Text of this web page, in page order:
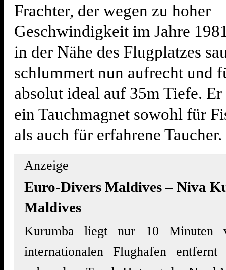
Frachter, der wegen zu hoher
Geschwindigkeit im Jahre
in der Nähe des Flugplatzes
schlummert nun aufrecht und
absolut ideal auf 35m Tiefe.
ein Tauchmagnet sowohl für
als auch für erfahrene Taucher.
Anzeige
Euro-Divers Maldives – Niva
Maldives
Kurumba liegt nur 10 Minuten
internationalen Flughafen entfernt